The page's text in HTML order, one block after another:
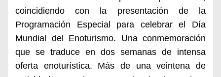
coincidiendo con la presentación de la
Programación Especial para celebrar el Día
Mundial del Enoturismo. Una conmemoración
que se traduce en dos semanas de intensa
oferta enoturística. Más de una veintena de